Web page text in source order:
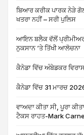
ਬਿਆਰ ਕਰੀਕ ਪਾਰਕ ਨੇੜੇ
ਖਤਰਾ ਨਹੀਂ – ਸਰੀ ਪੁਲਿਸ
ਆਇਨ ਬਲੈਕ ਵੱਲੋਂ ਪ੍ਰੀਮੀਅਰ
ਨੁਕਸਾਨ ‘ਤੇ ਤਿੱਖੀ ਆਲੋਚਨਾ
ਕੈਨੇਡਾ ਵਿੱਚ ਅੰਬੇਡਕਰ
ਕੈਨੇਡਾ ਵਿੱਚ 31 ਮਾਰਚ
ਵਾਅਦਾ ਕੀਤਾ ਸੀ, ਪੂਰਾ
ਟੈਕਸ ਰਾਹਤ-Mark